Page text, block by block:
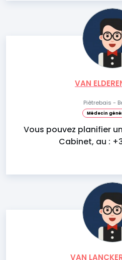
VAN
Piètrebais -
Médecin
Vous pouvez planifier
Cabinet, au :
VAN